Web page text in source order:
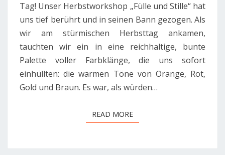
Tag! Unser Herbstworkshop „Fülle und Stille“ hat
uns tief berührt und in seinen Bann gezogen. Als
wir am stürmischen Herbsttag ankamen,
tauchten wir ein in eine reichhaltige, bunte
Palette voller Farbklänge, die uns sofort
einhüllten: die warmen Töne von Orange, Rot,
Gold und Braun. Es war, als würden…
READ MOREREAD MORE